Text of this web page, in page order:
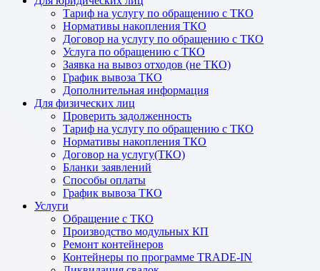
Тариф на услугу по обращению с ТКО
Нормативы накопления ТКО
Договор на услугу по обращению с ТКО
Услуга по обращению с ТКО
Заявка на вывоз отходов (не ТКО)
График вывоза ТКО
Дополнительная информация
Для физических лиц
Проверить задолженность
Тариф на услугу по обращению с ТКО
Нормативы накопления ТКО
Договор на услугу(ТКО)
Бланки заявлений
Способы оплаты
График вывоза ТКО
Услуги
Обращение с ТКО
Производство модульных КП
Ремонт контейнеров
Контейнеры по программе TRADE-IN